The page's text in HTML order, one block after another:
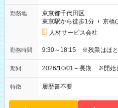
勤務地
東京都千代田区
東京駅から徒歩1分 / 京橋
人材サービス会社
勤務時間 9:30～18:15 ※残業はほと
期間 2026/10/01～長期 ※開始
特徴 履歴書不要